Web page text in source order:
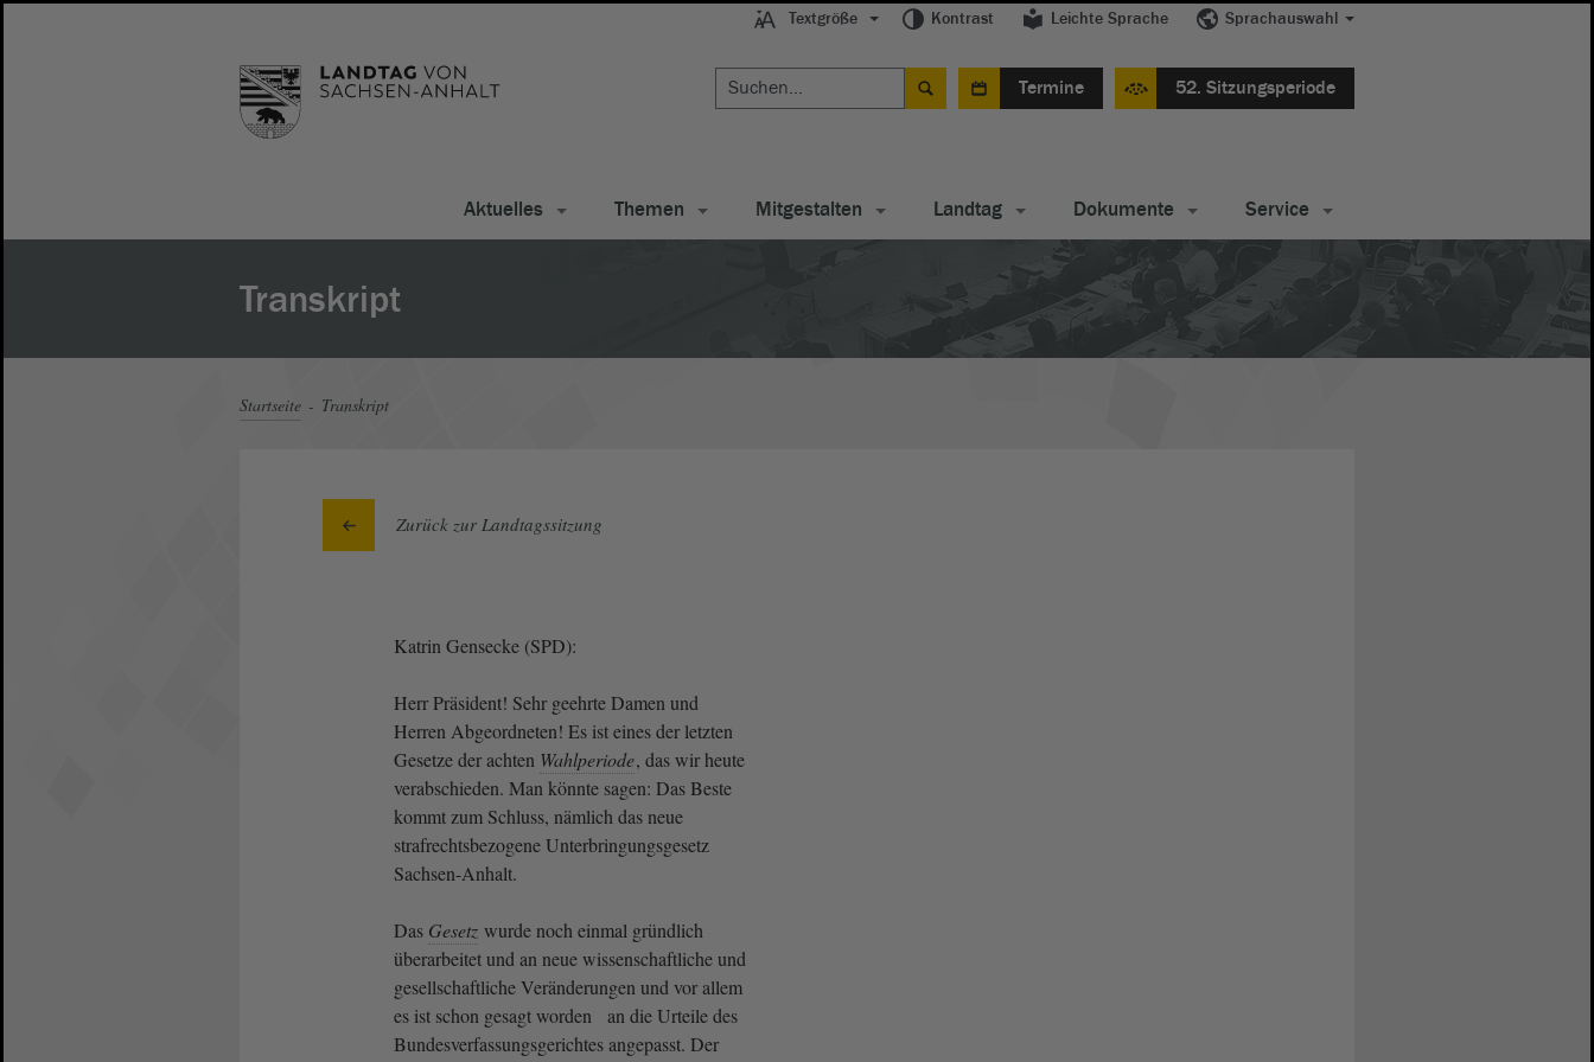
Textgröße Kontrast Leichte Sprache Sprachauswahl
Termine 52. Sitzungsperiode
Aktuelles Themen Mitgestalten Landtag Dokumente Service
Transkript
Startseite Transkript
Zurück zur Landtagssitzung
Katrin Gensecke (SPD):
Herr Präsident! Sehr geehrte Damen und
Herren Abgeordneten! Es ist eines der letzten
Gesetze der achten Wahlperiode, das wir heute
verabschieden. Man könnte sagen: Das Beste
kommt zum Schluss, nämlich das neue
strafrechtsbezogene Unterbringungsgesetz
Sachsen-Anhalt.
Das Gesetz wurde noch einmal gründlich
überarbeitet und an neue wissenschaftliche und
gesellschaftliche Veränderungen und vor allem
es ist schon gesagt worden an die Urteile des
Bundesverfassungsgerichtes angepasst. Der